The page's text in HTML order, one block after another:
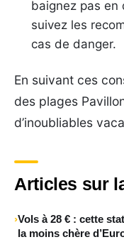
baignez pas en
suivez les
cas de danger.
En suivant ces
des plages
d’inoubliables
Articles sur
Vols à 28 € : cette
la moins chère